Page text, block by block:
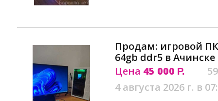
Продам: игровой
64gb ddr5 в Ачинске
Цена 45 000 Р.
4 августа 2026 г. в